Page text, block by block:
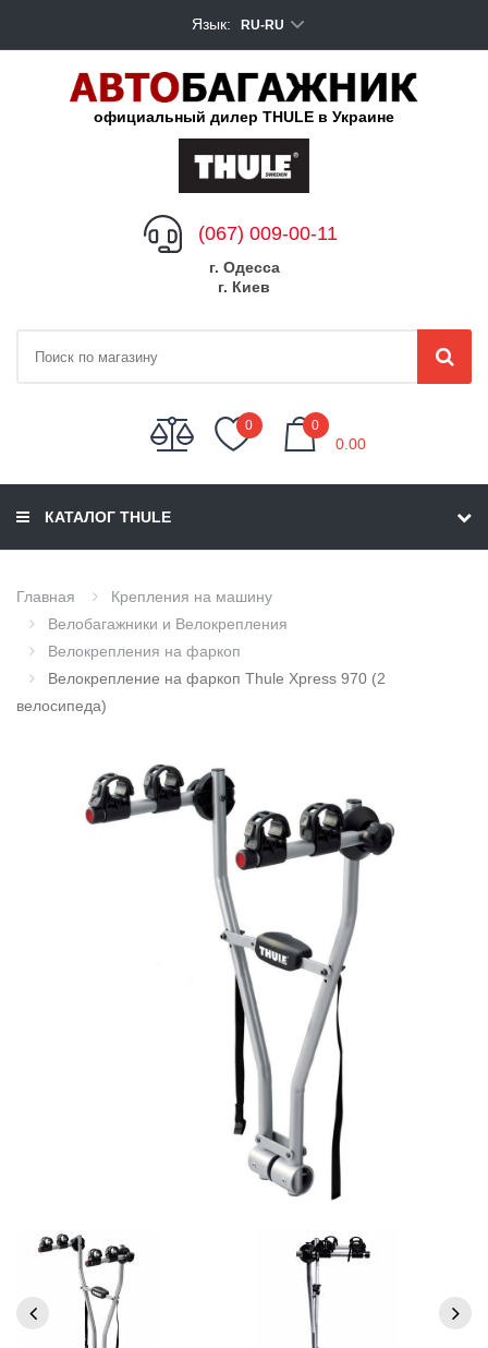
Язык: RU-RU
официальный дилер THULE в Украине
(067) 009-00-11
г. Одесса
г. Киев
0 0
0.00
КАТАЛОГ THULE
Главная
Крепления на машину
Велобагажники и Велокрепления
Велокрепления на фаркоп
Велокрепление на фаркоп Thule Xpress 970 (2
велосипеда)